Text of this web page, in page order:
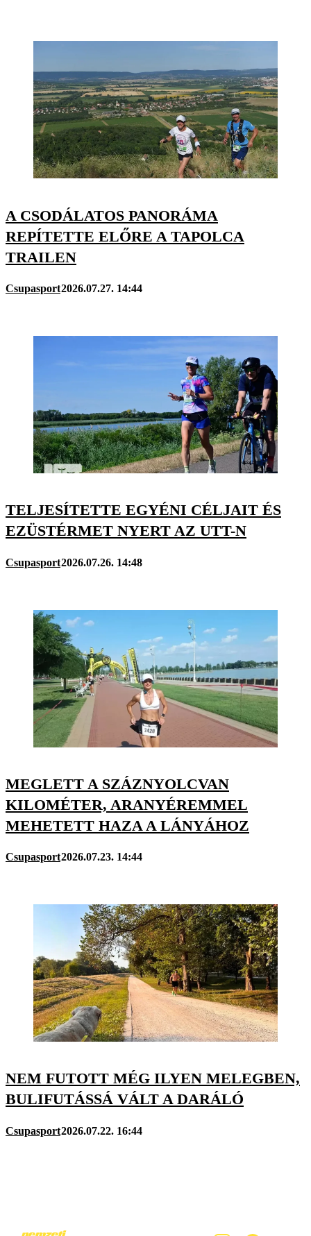
A CSODÁLATOS PANORÁMA
REPÍTETTE ELŐRE A TAPOLCA
TRAILEN
Csupasport2026.07.27. 14:44
TELJESÍTETTE EGYÉNI CÉLJAIT ÉS
EZÜSTÉRMET NYERT AZ UTT-N
Csupasport2026.07.26. 14:48
MEGLETT A SZÁZNYOLCVAN
KILOMÉTER, ARANYÉREMMEL
MEHETETT HAZA A LÁNYÁHOZ
Csupasport2026.07.23. 14:44
NEM FUTOTT MÉG ILYEN MELEGBEN,
BULIFUTÁSSÁ VÁLT A DARÁLÓ
Csupasport2026.07.22. 16:44